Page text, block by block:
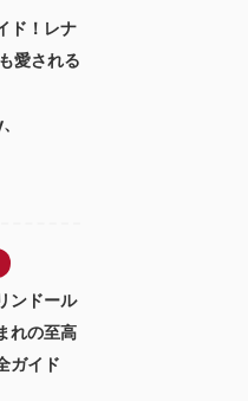
ド！レナ
愛される
ンドール
れの至高
ガイド